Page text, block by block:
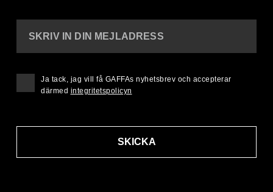
SKRIV IN DIN MEJLADRESS
SKICKA
Ja tack, jag vill få GAFFAs nyhetsbrev och accepterar
därmed integritetspolicyn